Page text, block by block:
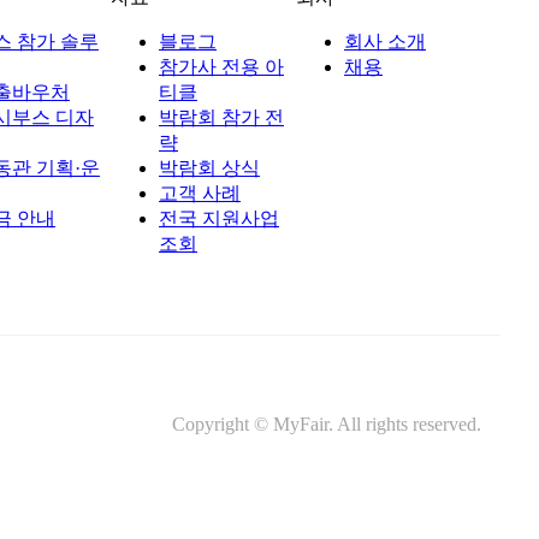
참가 솔루
바우처
부스 디자
관 기획·운
안내
블로그
참가사 전용 아
티클
박람회 참가 전
략
박람회 상식
고객 사례
전국 지원사업
조회
회사 소개
채용
Copyright © MyFair. All rights reserved.